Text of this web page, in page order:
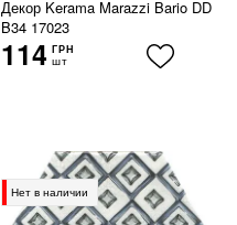
Декор Kerama Marazzi Bario DD
B34 17023
114 ГРН
шт
Нет в наличии